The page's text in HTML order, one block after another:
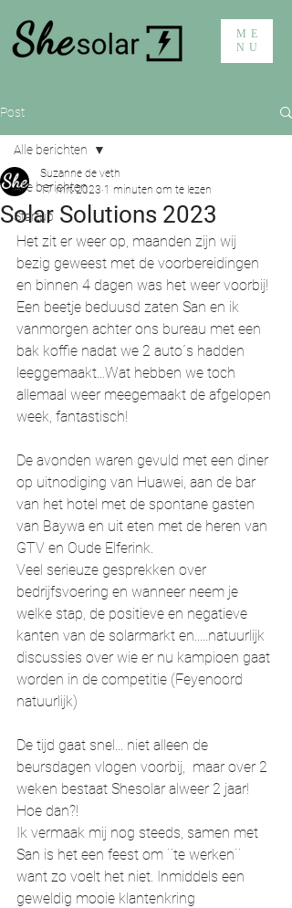
ME
NU
Post
Alle berichten
Startup
Alle berichten
Solar Solutions 2023
Suzanne de veth
17 mrt 2023 1 minuten om te lezen
Het zit er weer op, maanden zijn wij
bezig geweest met de voorbereidingen
en binnen 4 dagen was het weer voorbij!
Een beetje beduusd zaten San en ik
vanmorgen achter ons bureau met een
bak koffie nadat we 2 auto´s hadden
leeggemaakt...Wat hebben we toch
allemaal weer meegemaakt de afgelopen
week, fantastisch!
De avonden waren gevuld met een diner
op uitnodiging van Huawei, aan de bar
van het hotel met de spontane gasten
van Baywa en uit eten met de heren van
GTV en Oude Elferink.
Veel serieuze gesprekken over
bedrijfsvoering en wanneer neem je
welke stap, de positieve en negatieve
kanten van de solarmarkt en.....natuurlijk
discussies over wie er nu kampioen gaat
worden in de competitie (Feyenoord
natuurlijk)
De tijd gaat snel... niet alleen de
beursdagen vlogen voorbij,  maar over 2
weken bestaat Shesolar alweer 2 jaar!
Hoe dan?!
Ik vermaak mij nog steeds, samen met
San is het een feest om ¨te werken¨
want zo voelt het niet. Inmiddels een
geweldig mooie klantenkring